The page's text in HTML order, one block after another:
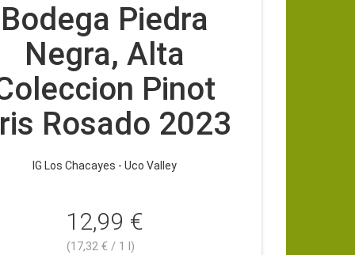
Bodega Piedra
Negra, Alta
Pinot
Rosado 2023
IG Los Chacayes - Uco Valley
12,99 €
(17,32 € / 1 l)